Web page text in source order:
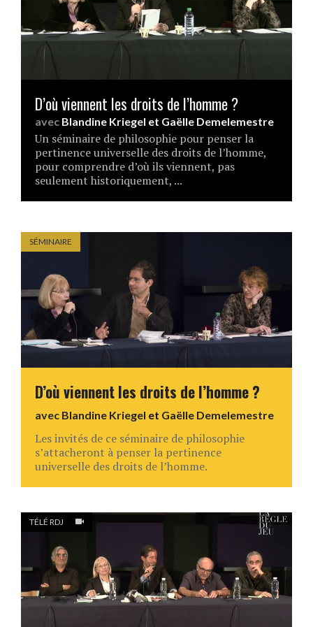
D’où viennent les droits de l’homme ?
avec Blandine Kriegel et Gaëlle Demelemestre
Un séminaire de philosophie pour penser la
pertinence universelle des droits de l’homme,
pour comprendre d’où ils viennent, pas
seulement historiquement, ...
SÉMINAIRE
D’où viennent les droits de l’homme ?
avec Blandine Kriegel et Gaëlle Demelemestre
Les invités de ce séminaire de philosophie
s’attacheront à penser la pertinence
universelle des droits de l’homme.
TÉLÉ RDJ